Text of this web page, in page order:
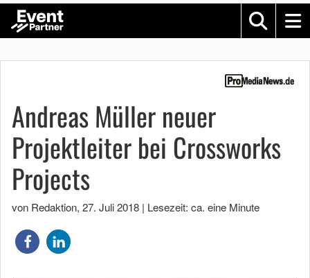
Andreas Müller neuer
Projektleiter bei Crossworks
Projects
von Redaktion, 27. Juli 2018 | Lesezeit: ca. eine Minute